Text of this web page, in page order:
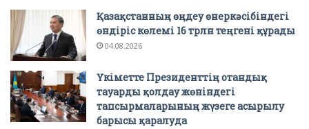
Қазақстанның өңдеу өнеркәсібіндегі
өндіріс көлемі 16 трлн теңгені құрады
04.08.2026
Үкіметте Президенттің отандық
тауарды қолдау жөніндегі
тапсырмаларының жүзеге асырылу
барысы қаралуда